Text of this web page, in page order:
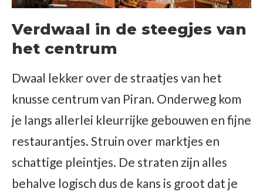
Verdwaal in de steegjes van
het centrum
Dwaal lekker over de straatjes van het
knusse centrum van Piran. Onderweg kom
je langs allerlei kleurrijke gebouwen en fijne
restaurantjes. Struin over marktjes en
schattige pleintjes. De straten zijn alles
behalve logisch dus de kans is groot dat je